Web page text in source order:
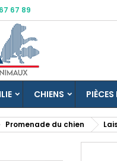
67 89
CHIENS
Promenade du chien